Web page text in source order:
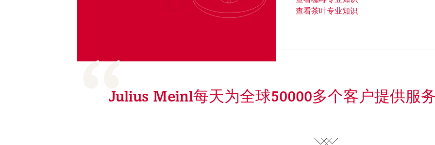
查看茶叶专业知识
Julius Meinl每天为全球50000多个客户提供服